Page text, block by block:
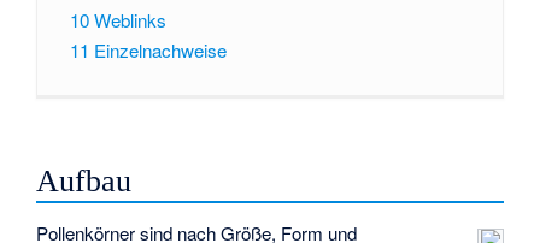
10Weblinks
11 Einzelnachweise
Aufbau
Pollenkörner sind nach Größe, Form und